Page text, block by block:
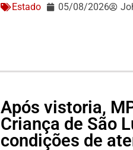
Estado 05/08/2026
Após vistoria,
Criança de São
condições de